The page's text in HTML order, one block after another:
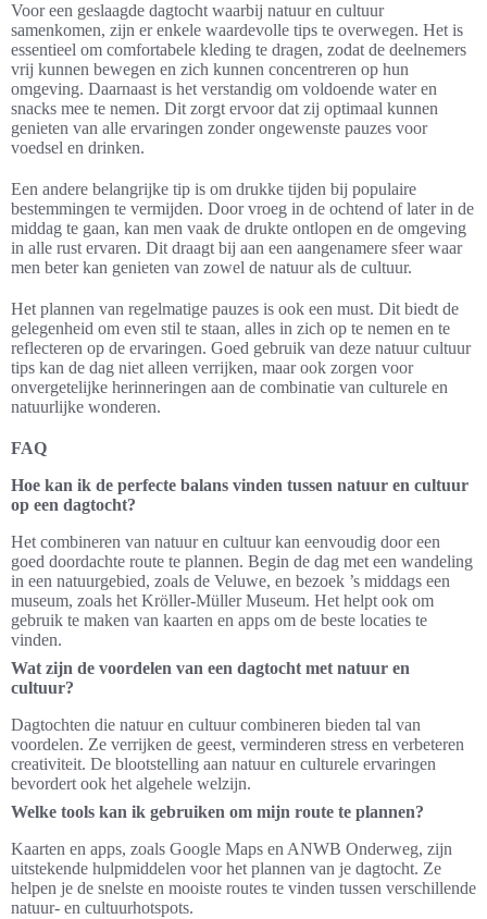
Voor een geslaagde dagtocht waarbij natuur en cultuur
samenkomen, zijn er enkele waardevolle tips te overwegen. Het is
essentieel om comfortabele kleding te dragen, zodat de deelnemers
vrij kunnen bewegen en zich kunnen concentreren op hun
omgeving. Daarnaast is het verstandig om voldoende water en
snacks mee te nemen. Dit zorgt ervoor dat zij optimaal kunnen
genieten van alle ervaringen zonder ongewenste pauzes voor
voedsel en drinken.
Een andere belangrijke tip is om drukke tijden bij populaire
bestemmingen te vermijden. Door vroeg in de ochtend of later in de
middag te gaan, kan men vaak de drukte ontlopen en de omgeving
in alle rust ervaren. Dit draagt bij aan een aangenamere sfeer waar
men beter kan genieten van zowel de natuur als de cultuur.
Het plannen van regelmatige pauzes is ook een must. Dit biedt de
gelegenheid om even stil te staan, alles in zich op te nemen en te
reflecteren op de ervaringen. Goed gebruik van deze natuur cultuur
tips kan de dag niet alleen verrijken, maar ook zorgen voor
onvergetelijke herinneringen aan de combinatie van culturele en
natuurlijke wonderen.
FAQ
Hoe kan ik de perfecte balans vinden tussen natuur en cultuur
op een dagtocht?
Het combineren van natuur en cultuur kan eenvoudig door een
goed doordachte route te plannen. Begin de dag met een wandeling
in een natuurgebied, zoals de Veluwe, en bezoek ’s middags een
museum, zoals het Kröller-Müller Museum. Het helpt ook om
gebruik te maken van kaarten en apps om de beste locaties te
vinden.
Wat zijn de voordelen van een dagtocht met natuur en
cultuur?
Dagtochten die natuur en cultuur combineren bieden tal van
voordelen. Ze verrijken de geest, verminderen stress en verbeteren
creativiteit. De blootstelling aan natuur en culturele ervaringen
bevordert ook het algehele welzijn.
Welke tools kan ik gebruiken om mijn route te plannen?
Kaarten en apps, zoals Google Maps en ANWB Onderweg, zijn
uitstekende hulpmiddelen voor het plannen van je dagtocht. Ze
helpen je de snelste en mooiste routes te vinden tussen verschillende
natuur- en cultuurhotspots.